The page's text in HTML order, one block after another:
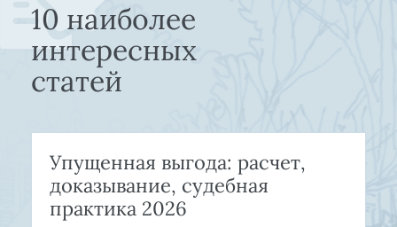
10 наиболее
интересных
статей
Упущенная выгода: расчет,
доказывание, судебная
практика 2026